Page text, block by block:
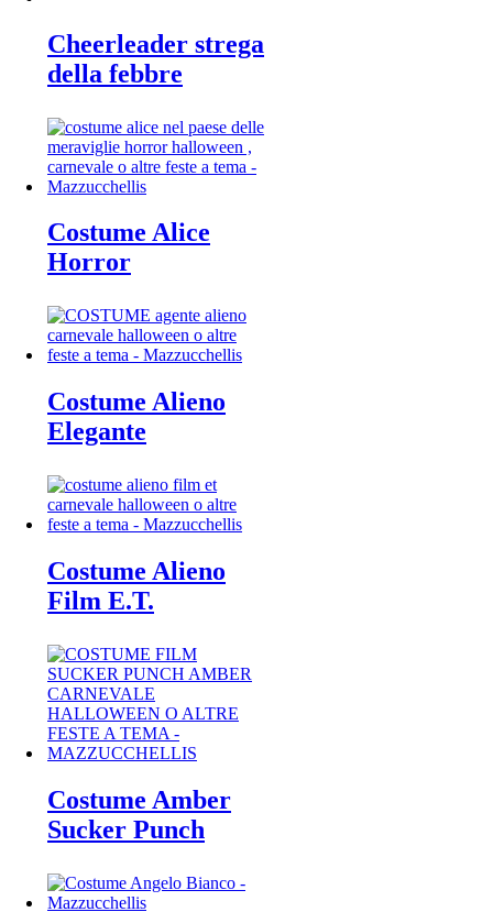
Cheerleader strega
della febbre
Costume Alice
Horror
Costume Alieno
Elegante
Costume Alieno
Film E.T.
Costume Amber
Sucker Punch